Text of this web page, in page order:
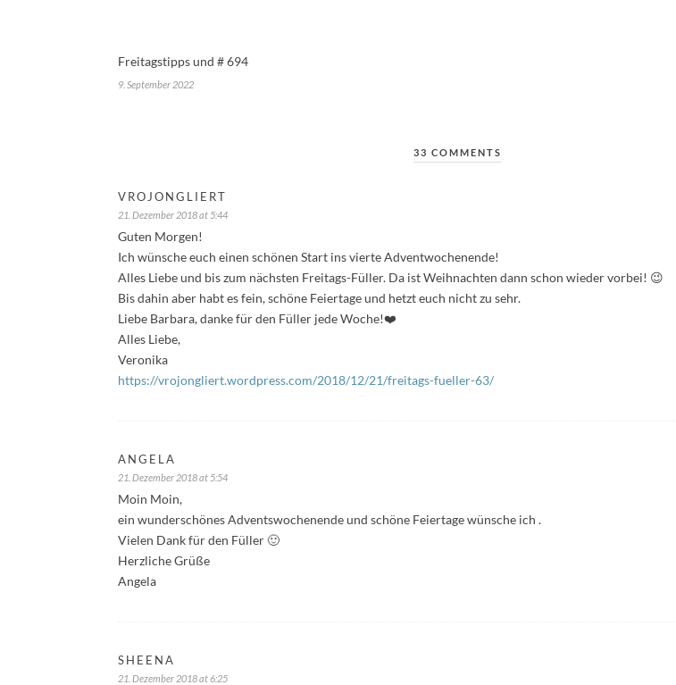
Freitagstipps und # 694
9. September 2022
33 COMMENTS
VROJONGLIERT
21. Dezember 2018 at 5:44
Guten Morgen!
Ich wünsche euch einen schönen Start ins vierte Adventwochenende!
Alles Liebe und bis zum nächsten Freitags-Füller. Da ist Weihnachten dann schon wieder vorbei! 😉
Bis dahin aber habt es fein, schöne Feiertage und hetzt euch nicht zu sehr.
Liebe Barbara, danke für den Füller jede Woche!❤️
Alles Liebe,
Veronika
https://vrojongliert.wordpress.com/2018/12/21/freitags-fueller-63/
ANGELA
21. Dezember 2018 at 5:54
Moin Moin,
ein wunderschönes Adventswochenende und schöne Feiertage wünsche ich .
Vielen Dank für den Füller 🙂
Herzliche Grüße
Angela
SHEENA
21. Dezember 2018 at 6:25